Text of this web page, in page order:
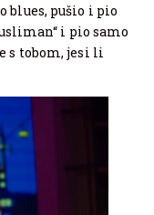
blues, pušio i pio
i pio samo
s tobom, jesi li